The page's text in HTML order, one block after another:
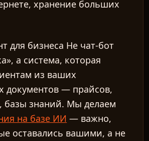
хранение больших
для бизнеса Не чат-бот
а система, которая
из ваших
документов — прайсов,
базы знаний. Мы делаем
на базе ИИ — важно,
оставались вашими, а не